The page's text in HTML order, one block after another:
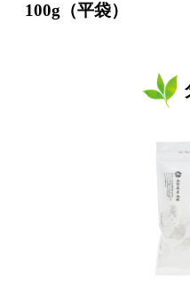
100g（平袋）